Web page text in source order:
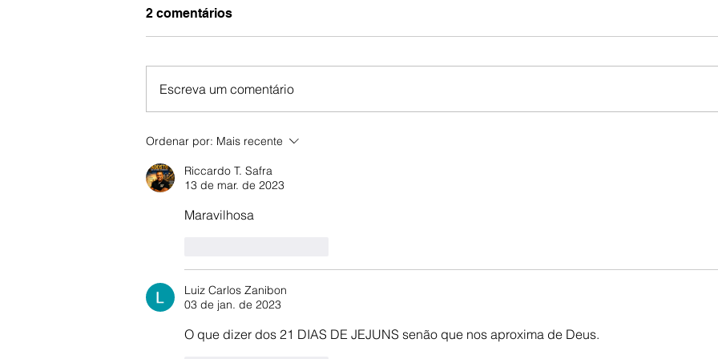
Pré-Conferência Ouse
renovo e esperança.
2 comentários
Escreva um comentário
Ordenar por: Mais recente
Riccardo T. Safra
13 de mar. de 2023
Maravilhosa
Luiz Carlos Zanibon
03 de jan. de 2023
O que dizer dos 21 DIAS DE JEJUNS senão que nos aproxima de Deus.